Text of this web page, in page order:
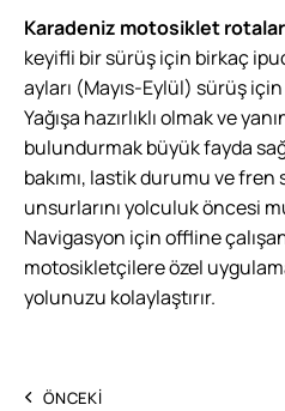
Karadeniz motosiklet
keyifli bir sürüş için birkaç
ayları (Mayıs-Eylül) sürüş
Yağışa hazırlıklı olmak ve
bulundurmak büyük fayda
bakımı, lastik durumu ve
unsurlarını yolculuk öncesi
Navigasyon için offline
motosikletçilere özel
yolunuzu kolaylaştırır.
ÖNCEKI